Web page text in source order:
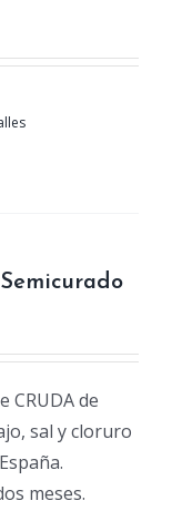
CRUDA de
sal y cloruro
meses.